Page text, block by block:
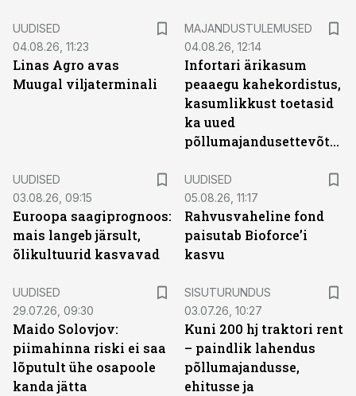
UUDISED
04.08.26, 11:23
Linas Agro avas
Muugal viljaterminali
MAJANDUSTULEMUSED
04.08.26, 12:14
Infortari ärikasum
peaaegu kahekordistus,
kasumlikkust toetasid
ka uued
põllumajandusettevõtted
UUDISED
03.08.26, 09:15
Euroopa saagiprognoos:
mais langeb järsult,
õlikultuurid kasvavad
UUDISED
05.08.26, 11:17
Rahvusvaheline fond
paisutab Bioforce’i
kasvu
UUDISED
29.07.26, 09:30
Maido Solovjov:
piimahinna riski ei saa
lõputult ühe osapoole
kanda jätta
SISUTURUNDUS
03.07.26, 10:27
Kuni 200 hj traktori rent
– paindlik lahendus
põllumajandusse,
ehitusse ja